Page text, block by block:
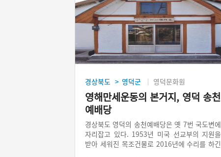
경상북도 > 영덕군 영덕문화원
영해만세운동의 본거지, 영덕 송천
예배당
경상북도 영덕의 송천예배당은 옛 7번 국도변에
자리잡고 있다. 1953년 미국 선교부의 지원을
받아 세워진 목조건물로 2016년에 수리를 하긴